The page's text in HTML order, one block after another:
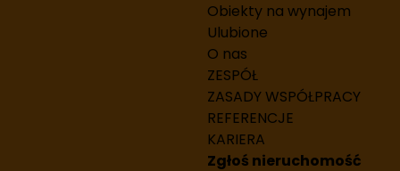
Obiekty na wynajem
Ulubione
O nas
ZESPÓŁ
ZASADY WSPÓŁPRACY
REFERENCJE
KARIERA
Zgłoś nieruchomość
od najnowszych Mapa
2 300 PLN
75,34 PLN/m